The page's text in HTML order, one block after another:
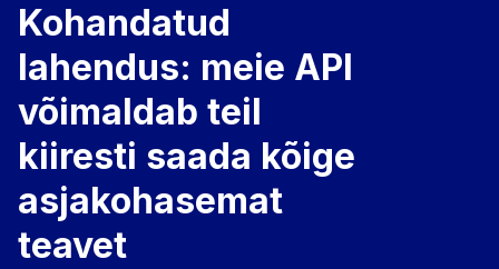
Kohandatud
lahendus: meie API
võimaldab teil
kiiresti saada kõige
asjakohasemat
teavet